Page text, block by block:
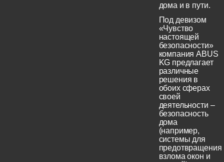
дома и в пути.
Под девизом
«Чувство
настоящей
безопасности»
компания ABUS
KG предлагает
различные
решения в
обоих сферах
своей
деятельности –
безопасность
дома
(например,
системы для
предотвращения
взлома окон и